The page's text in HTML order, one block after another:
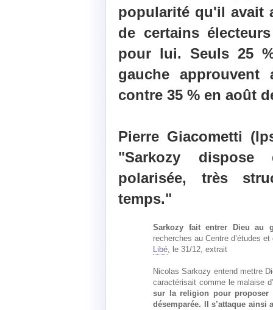
popularité qu'il avait
de certains
pour lui. Seuls 25
gauche
contre 35 % en août
Pierre Giacometti
"Sarkozy dispose
polarisée, très
temps."
Sarkozy fait entrer Dieu au
recherches au Centre d’études
Libé, le 31/12, extrait
Nicolas Sarkozy entend mettre
caractérisait comme le malaise
sur la religion pour proposer
désemparée. Il s’attaque ainsi